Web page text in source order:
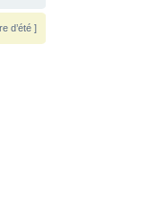
d’été ]